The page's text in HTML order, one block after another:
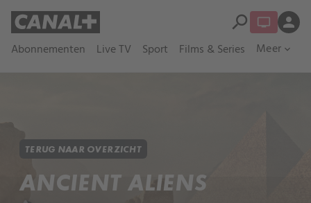
Abonnementen Live TV Sport Films & Series Meer expand_more
search person
TERUG NAAR OVERZICHT
ANCIENT ALIENS